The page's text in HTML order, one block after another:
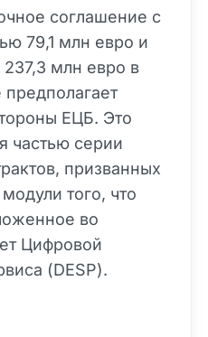
соглашение с
79,1 млн евро и
млн евро в
ЕЦБ. Это
частью серии
призванных
того, что
во
Цифровой
(DESP).